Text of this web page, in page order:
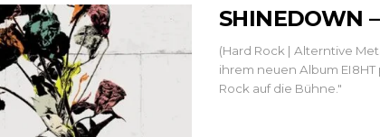
SHINEDOWN
(Hard Rock | Alterntive
ihrem neuen Album
Rock auf die Bühne."